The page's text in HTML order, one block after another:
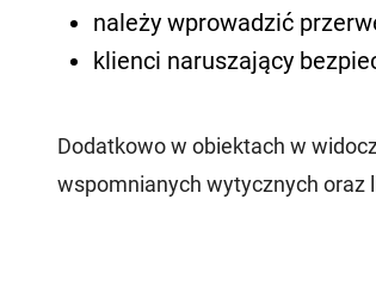
należy wprowadzić
klienci naruszający
Dodatkowo w obiektach w
wspomnianych wytycznych oraz